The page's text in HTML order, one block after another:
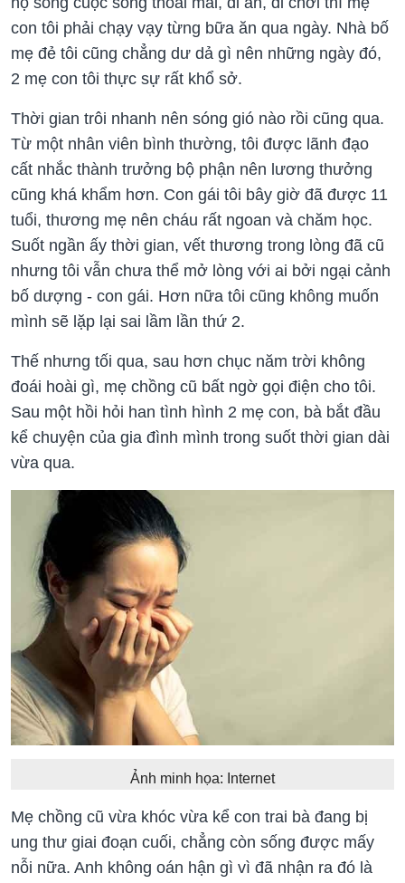
con tôi phải chạy vạy từng bữa ăn qua ngày. Nhà bố
mẹ đẻ tôi cũng chẳng dư dả gì nên những ngày đó,
2 mẹ con tôi thực sự rất khổ sở.
Thời gian trôi nhanh nên sóng gió nào rồi cũng qua.
Từ một nhân viên bình thường, tôi được lãnh đạo
cất nhắc thành trưởng bộ phận nên lương thưởng
cũng khá khẩm hơn. Con gái tôi bây giờ đã được 11
tuổi, thương mẹ nên cháu rất ngoan và chăm học.
Suốt ngần ấy thời gian, vết thương trong lòng đã cũ
nhưng tôi vẫn chưa thể mở lòng với ai bởi ngại cảnh
bố dượng - con gái. Hơn nữa tôi cũng không muốn
mình sẽ lặp lại sai lầm lần thứ 2.
Thế nhưng tối qua, sau hơn chục năm trời không
đoái hoài gì, mẹ chồng cũ bất ngờ gọi điện cho tôi.
Sau một hồi hỏi han tình hình 2 mẹ con, bà bắt đầu
kể chuyện của gia đình mình trong suốt thời gian dài
vừa qua.
Ảnh minh họa: Internet
Mẹ chồng cũ vừa khóc vừa kể con trai bà đang bị
ung thư giai đoạn cuối, chẳng còn sống được mấy
nỗi nữa. Anh không oán hận gì vì đã nhận ra đó là